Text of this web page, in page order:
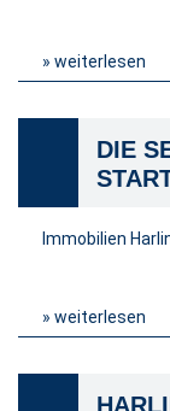
» weiterlesen
DIE
Immobilien
» weiterlesen